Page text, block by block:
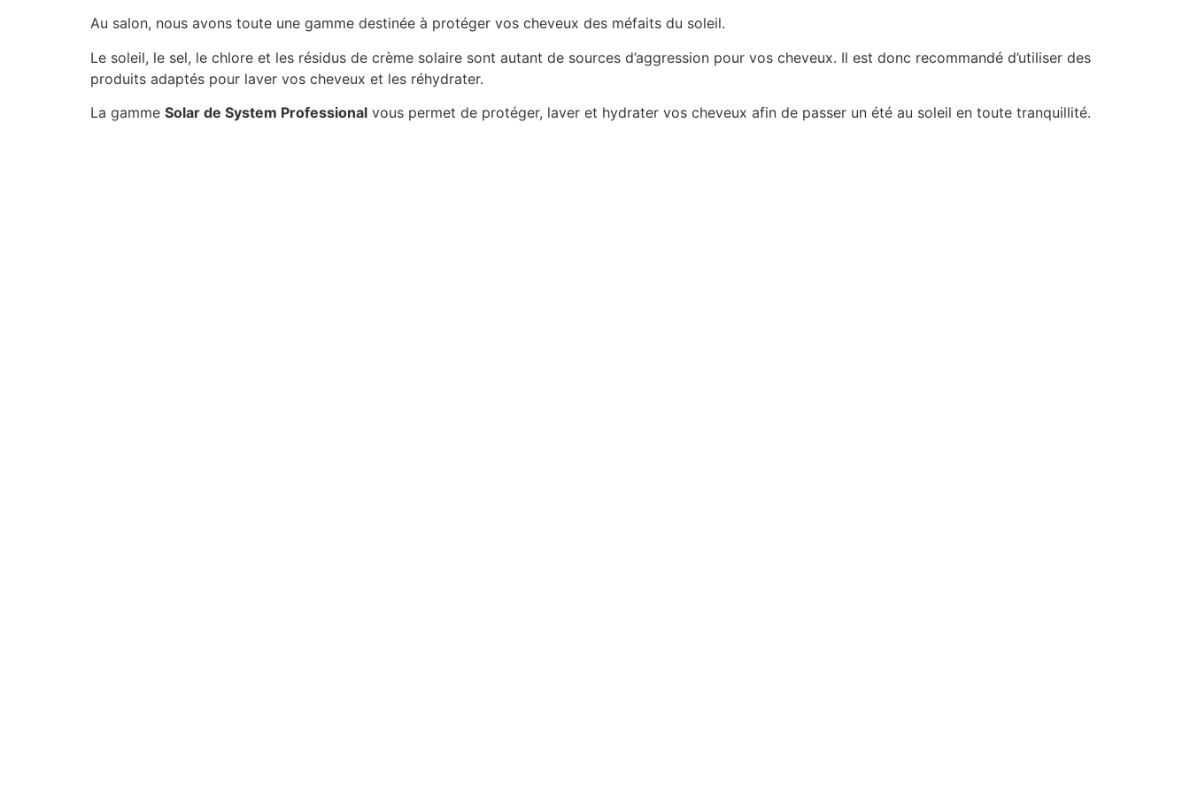
Au salon, nous avons toute une gamme destinée à protéger vos cheveux des méfaits du soleil.
Le soleil, le sel, le chlore et les résidus de crème solaire sont autant de sources d’aggression pour vos cheveux. Il est donc recommandé d’utiliser des
produits adaptés pour laver vos cheveux et les réhydrater.
La gamme Solar de System Professional vous permet de protéger, laver et hydrater vos cheveux afin de passer un été au soleil en toute tranquillité.